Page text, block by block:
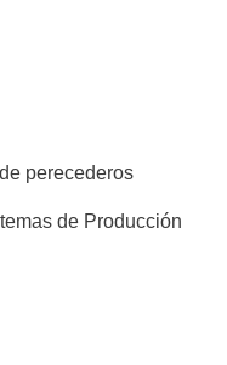
perecederos
de Producción